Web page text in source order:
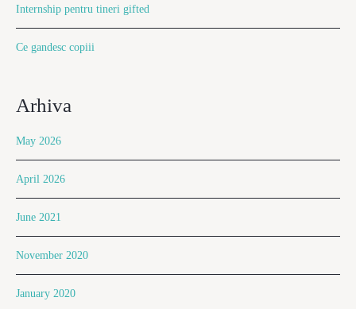
Internship pentru tineri gifted
Ce gandesc copiii
Arhiva
May 2026
April 2026
June 2021
November 2020
January 2020